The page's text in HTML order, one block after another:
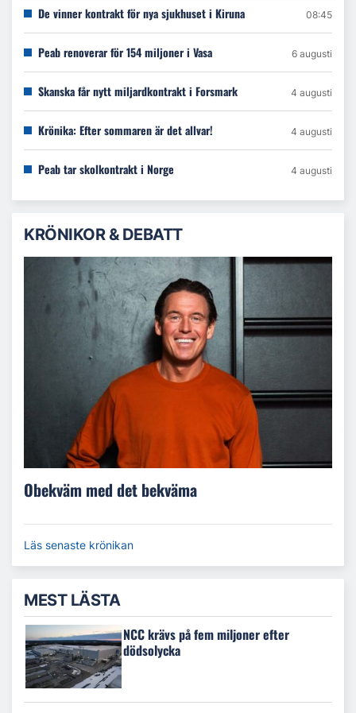
De vinner kontrakt för nya sjukhuset i Kiruna 08:45
Peab renoverar för 154 miljoner i Vasa 6 augusti
Skanska får nytt miljardkontrakt i Forsmark 4 augusti
Krönika: Efter sommaren är det allvar! 4 augusti
Peab tar skolkontrakt i Norge 4 augusti
KRÖNIKOR & DEBATT
Obekväm med det bekväma
Läs senaste krönikan
MEST LÄSTA
NCC krävs på fem miljoner efter
dödsolycka